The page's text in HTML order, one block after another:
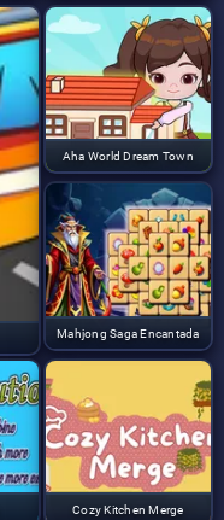
Aha World Dream Town
Mahjong Saga Encantada
Cozy Kitchen Merge